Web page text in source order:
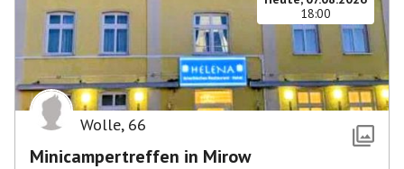
18:00
Wolle, 66
Minicampertreffen in Mirow